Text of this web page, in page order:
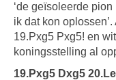
‘de geïsoleerde
ik dat kon
19.Pxg5 Pxg5! en
koningsstelling al
19.Pxg5 Dxg5